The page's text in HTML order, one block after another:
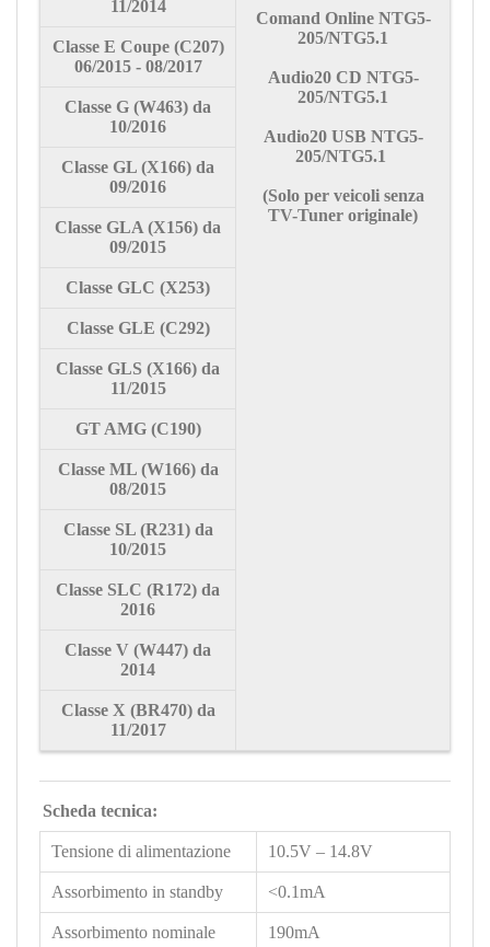
Comand Online NTG5-
205/NTG5.1
Audio20 CD NTG5-
205/NTG5.1
Audio20 USB NTG5-
205/NTG5.1
(Solo per veicoli senza
TV-Tuner originale)
11/2014
Classe E Coupe (C207)
06/2015 - 08/2017
Classe G (W463) da
10/2016
Classe GL (X166) da
09/2016
Classe GLA (X156) da
09/2015
Classe GLC (X253)
Classe GLE (C292)
Classe GLS (X166) da
11/2015
GT AMG (C190)
Classe ML (W166) da
08/2015
Classe SL (R231) da
10/2015
Classe SLC (R172) da
2016
Classe V (W447) da
2014
Classe X (BR470) da
11/2017
Scheda tecnica:
Tensione di alimentazione 10.5V – 14.8V
Assorbimento in standby <0.1mA
Assorbimento nominale 190mA